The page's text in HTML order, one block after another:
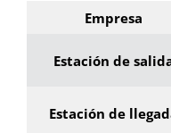
Empresa
Estación de
Estación de